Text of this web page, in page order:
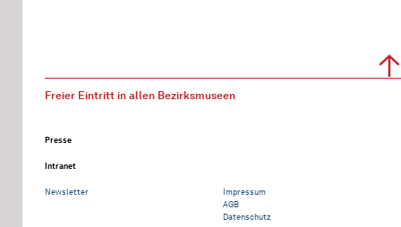
Freier Eintritt in allen Bezirksmuseen
Presse
Intranet
Newsletter
Impressum
AGB
Datenschutz